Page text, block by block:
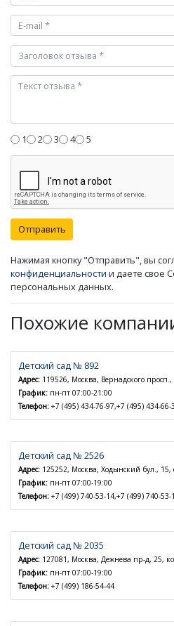
1 2 3 4 5
Отправить
Нажимая кнопку "Отправить", вы
конфиденциальности и даете свое
персональных данных.
Похожие
Детский сад № 892
Адрес: 119526, Москва, Вернадского
График: пн-пт 07:00-21:00
Телефон: +7 (495) 434-76-97,+7 (495) 434-66-
Детский сад № 2526
Адрес: 125252, Москва, Ходынский бул., 15,
График: пн-пт 07:00-19:00
Телефон: +7 (499) 740-53-14,+7 (499) 740-53-
Детский сад № 2035
Адрес: 127081, Москва, Дежнева пр-д, 25,
График: пн-пт 07:00-19:00
Телефон: +7 (499) 186-54-44